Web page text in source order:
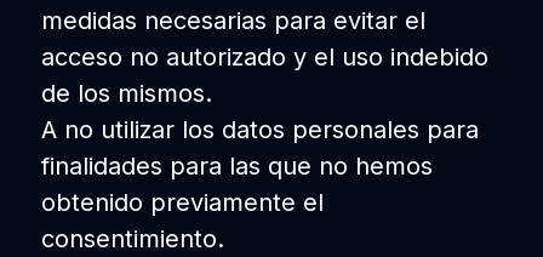
medidas necesarias para evitar el
acceso no autorizado y el uso indebido
de los mismos.
A no utilizar los datos personales para
finalidades para las que no hemos
obtenido previamente el
consentimiento.